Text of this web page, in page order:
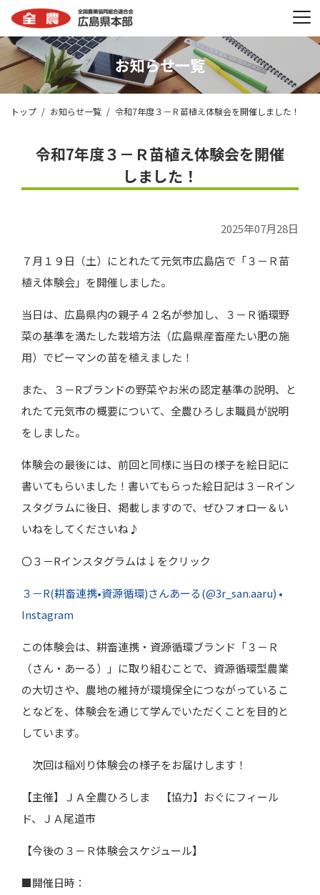
お知らせ一覧
トップ お知らせ一覧 令和7年度３－Ｒ苗植え体験会を開催しました！
令和7年度３－Ｒ苗植え体験会を開催
しました！
2025年07月28日
７月１９日（土）にとれたて元気市広島店で「３－Ｒ苗
植え体験会」を開催しました。
当日は、広島県内の親子４２名が参加し、３－Ｒ循環野
菜の基準を満たした栽培方法（広島県産畜産たい肥の施
用）でピーマンの苗を植えました！
また、３－Rブランドの野菜やお米の認定基準の説明、と
れたて元気市の概要について、全農ひろしま職員が説明
をしました。
体験会の最後には、前回と同様に当日の様子を絵日記に
書いてもらいました！書いてもらった絵日記は３－Rイン
スタグラムに後日、掲載しますので、ぜひフォロー＆い
いねをしてくださいね♪
〇３－Rインスタグラムは↓をクリック
３－R(耕畜連携•資源循環)さんあーる(@3r_san.aaru) •
Instagram
この体験会は、耕畜連携・資源循環ブランド「３－Ｒ
（さん・あーる）」に取り組むことで、資源循環型農業
の大切さや、農地の維持が環境保全につながっているこ
となどを、体験会を通じて学んでいただくことを目的と
しています。
次回は稲刈り体験会の様子をお届けします！
【主催】ＪＡ全農ひろしま 【協力】おぐにフィール
ド、ＪＡ尾道市
【今後の３－Ｒ体験会スケジュール】
■開催日時：